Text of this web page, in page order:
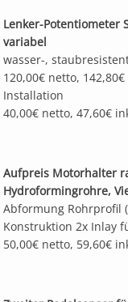
Lenker-Potentiometer
variabel
wasser-,
120,00€ netto,
Installation
40,00€ netto, 47,60€
Aufpreis Motorhalter
Hydroformingrohre,
Abformung Rohrprofil
Konstruktion 2x Inlay
50,00€ netto, 59,60€